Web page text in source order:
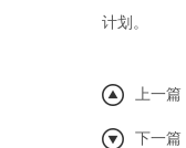
计划。
上一篇
下一篇